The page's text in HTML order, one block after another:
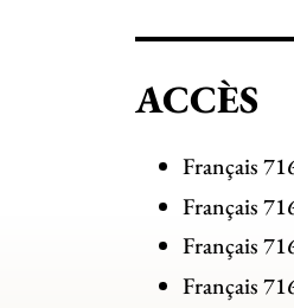
ACCÈS
Français
Français
Français
Français